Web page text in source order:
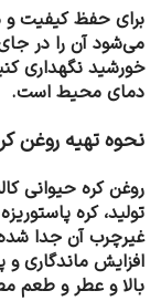
برای حفظ کیفیت و
می‌شود آن را در
دمای محیط است.
نحوه تهیه روغن
روغن کره حیوانی
تولید، کره
غیرچرب آن جدا
افزایش ماندگاری
بالا و عطر و طعم